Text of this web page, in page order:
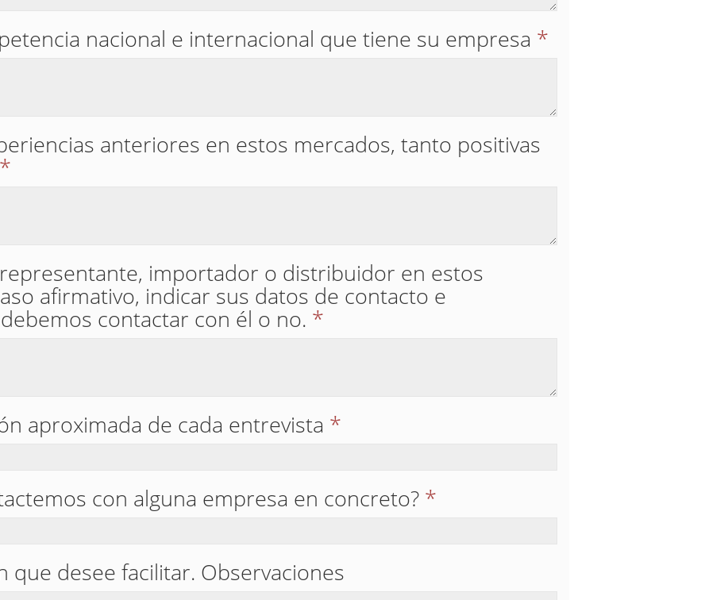
nacional e internacional que tiene su empresa *
anteriores en estos mercados, tanto positivas
*
importador o distribuidor en estos
afirmativo, indicar sus datos de contacto e
contactar con él o no. *
aproximada de cada entrevista *
con alguna empresa en concreto? *
que desee facilitar. Observaciones